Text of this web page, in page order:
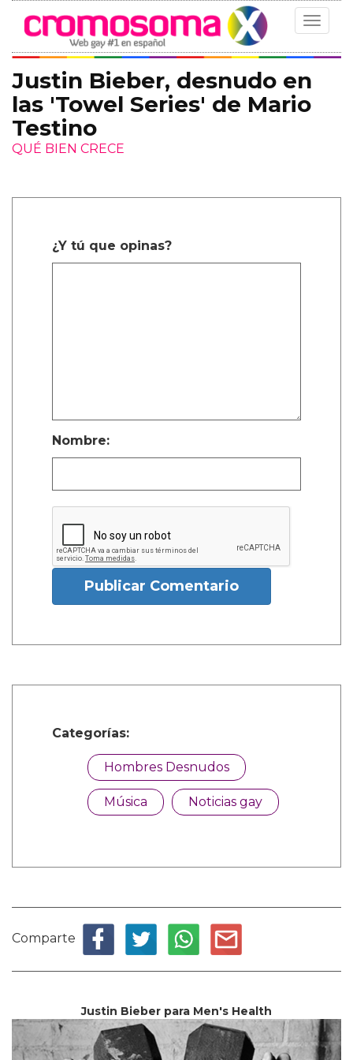
Toggle
Justin Bieber, desnudo en
las 'Towel Series' de Mario
Testino
QUÉ BIEN CRECE
¿Y tú que opinas?
Nombre:
Publicar Comentario
Categorías:
Hombres Desnudos
Música Noticias gay
Comparte
Justin Bieber para Men's Health